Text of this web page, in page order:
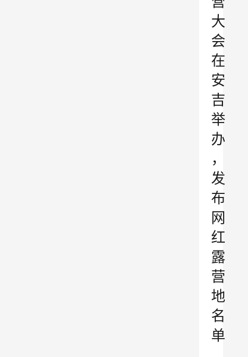
大
会
在
安
吉
举
办
，
发
布
网
红
露
营
地
名
单